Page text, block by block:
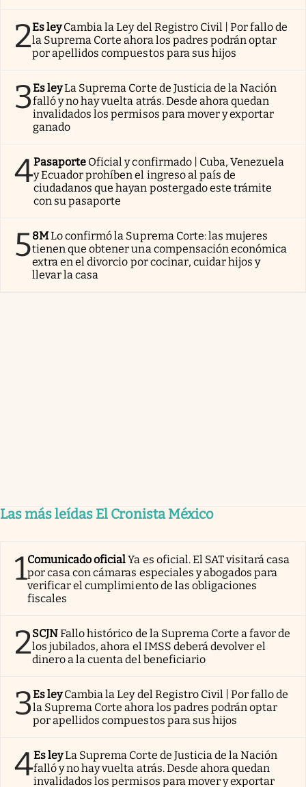
2Es ley Cambia la Ley del Registro Civil | Por fallo de
la Suprema Corte ahora los padres podrán optar
por apellidos compuestos para sus hijos
3Es leyLa Suprema Corte de Justicia de la Nación
falló y no hay vuelta atrás. Desde ahora quedan
invalidados los permisos para mover y exportar
ganado
4Pasaporte Oficial y confirmado | Cuba, Venezuela
y Ecuador prohíben el ingreso al país de
ciudadanos que hayan postergado este trámite
con su pasaporte
58MLo confirmó la Suprema Corte: las mujeres
tienen que obtener una compensación económica
extra en el divorcio por cocinar, cuidar hijos y
llevar la casa
Las más leídas El Cronista México
1Comunicado oficialYa es oficial. El SAT visitará casa
por casa con cámaras especiales y abogados para
verificar el cumplimiento de las obligaciones
fiscales
2SCJNFallo histórico de la Suprema Corte a favor de
los jubilados, ahora el IMSS deberá devolver el
dinero a la cuenta del beneficiario
3Es ley Cambia la Ley del Registro Civil | Por fallo de
la Suprema Corte ahora los padres podrán optar
por apellidos compuestos para sus hijos
4Es leyLa Suprema Corte de Justicia de la Nación
falló y no hay vuelta atrás. Desde ahora quedan
invalidados los permisos para mover y exportar